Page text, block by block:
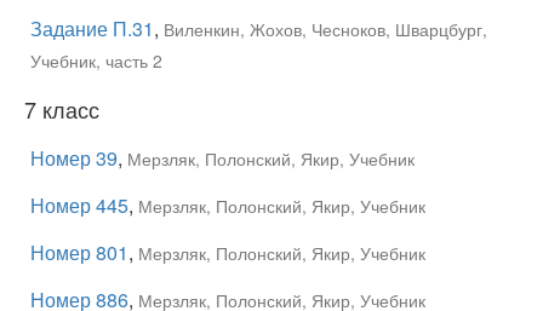
Задание П.31, Виленкин, Жохов, Чесноков, Шварцбург,
Учебник, часть 2
7 класс
Номер 39, Мерзляк, Полонский, Якир, Учебник
Номер 445, Мерзляк, Полонский, Якир, Учебник
Номер 801, Мерзляк, Полонский, Якир, Учебник
Номер 886, Мерзляк, Полонский, Якир, Учебник